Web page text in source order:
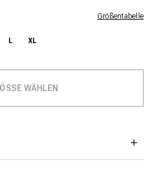
Größentabelle
L XL